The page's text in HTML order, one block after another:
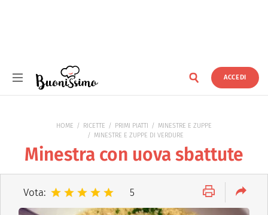
ACCEDI
HOME RICETTE PRIMI PIATTI
MINESTRE E ZUPPE
MINESTRE E ZUPPE DI VERDURE
Minestra con uova sbattute
Vota: 5